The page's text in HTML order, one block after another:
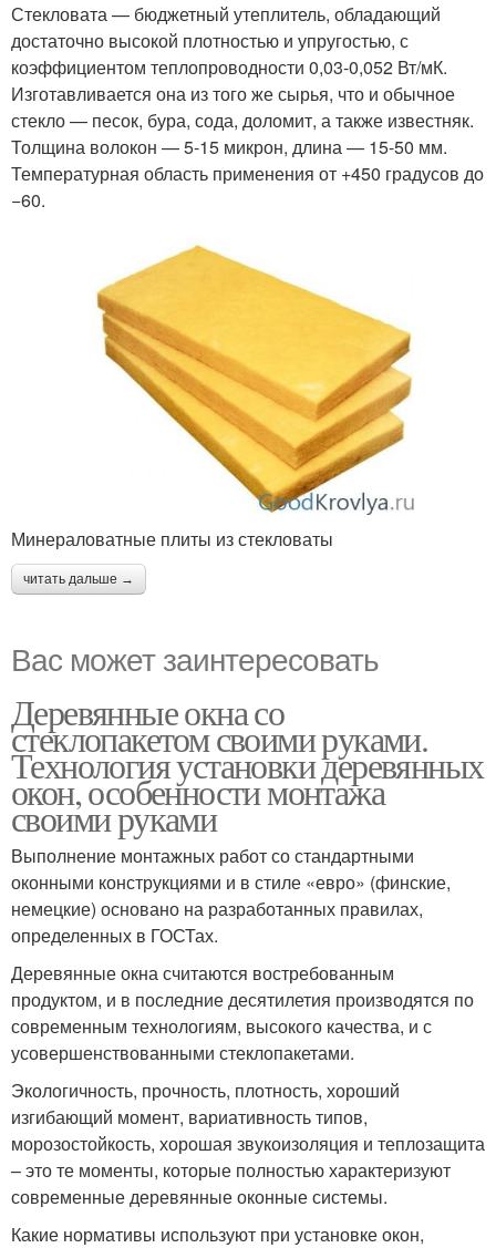
Стекловата — бюджетный утеплитель, обладающий
достаточно высокой плотностью и упругостью, с
коэффициентом теплопроводности 0,03-0,052 Вт/мК.
Изготавливается она из того же сырья, что и обычное
стекло — песок, бура, сода, доломит, а также известняк.
Толщина волокон — 5-15 микрон, длина — 15-50 мм.
Температурная область применения от +450 градусов до
−60.
Минераловатные плиты из стекловаты
читать дальше →
Вас может заинтересовать
Деревянные окна со
стеклопакетом своими руками.
Технология установки деревянных
окон, особенности монтажа
своими руками
Выполнение монтажных работ со стандартными
оконными конструкциями и в стиле «евро» (финские,
немецкие) основано на разработанных правилах,
определенных в ГОСТах.
Деревянные окна считаются востребованным
продуктом, и в последние десятилетия производятся по
современным технологиям, высокого качества, и с
усовершенствованными стеклопакетами.
Экологичность, прочность, плотность, хороший
изгибающий момент, вариативность типов,
морозостойкость, хорошая звукоизоляция и теплозащита
– это те моменты, которые полностью характеризуют
современные деревянные оконные системы.
Какие нормативы используют при установке окон,